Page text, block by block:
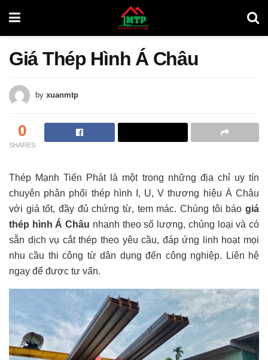
Giá Thép Hình Á Châu
by xuanmtp
0
SHARES
Thép Mạnh Tiến Phát là một trong những địa chỉ uy tín
chuyên phân phối thép hình I, U, V thương hiệu Á Châu
với giá tốt, đầy đủ chứng từ, tem mác. Chúng tôi báo giá
thép hình Á Châu nhanh theo số lượng, chủng loại và có
sẵn dịch vụ cắt thép theo yêu cầu, đáp ứng linh hoạt mọi
nhu cầu thi công từ dân dụng đến công nghiệp. Liên hệ
ngay để được tư vấn.